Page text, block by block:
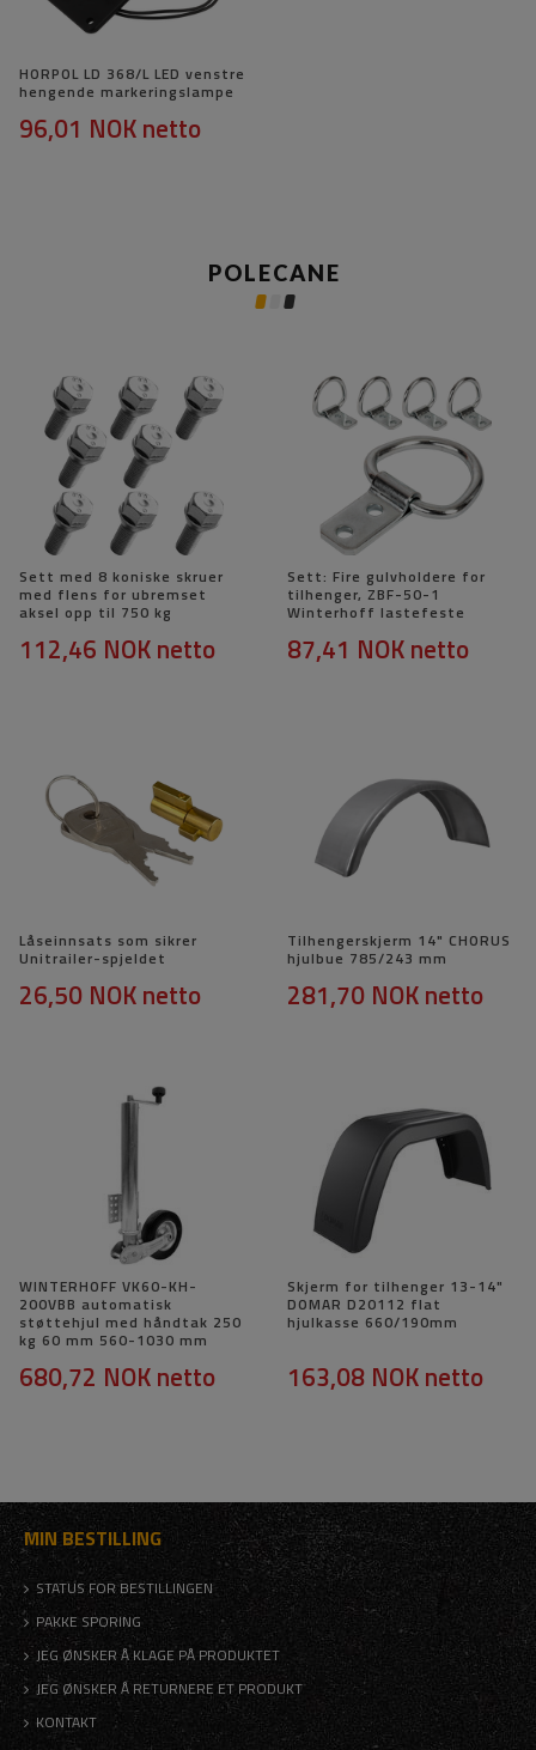
HORPOL LD 368/L LED venstre
hengende markeringslampe
96,01 NOKnetto
POLECANE
Sett med 8 koniske skruer
med flens for ubremset
aksel opp til 750 kg
112,46 NOKnetto
Sett: Fire gulvholdere for
tilhenger, ZBF-50-1
Winterhoff lastefeste
87,41 NOKnetto
Låseinnsats som sikrer
Unitrailer-spjeldet
26,50 NOKnetto
Tilhengerskjerm 14" CHORUS
hjulbue 785/243 mm
281,70 NOKnetto
WINTERHOFF VK60-KH-
200VBB automatisk
støttehjul med håndtak 250
kg 60 mm 560-1030 mm
680,72 NOKnetto
Skjerm for tilhenger 13-14"
DOMAR D20112 flat
hjulkasse 660/190mm
163,08 NOKnetto
MIN BESTILLING
STATUS FOR BESTILLINGEN
PAKKE SPORING
JEG ØNSKER Å KLAGE PÅ PRODUKTET
JEG ØNSKER Å RETURNERE ET PRODUKT
KONTAKT